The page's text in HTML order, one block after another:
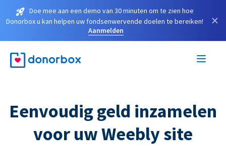
Doe mee aan een demo van 30 minuten om te zien hoe
Donorbox u kan helpen uw fondsenwervende doelen te bereiken!
Aanmelden
×
Eenvoudig geld inzamelen
voor uw Weebly site